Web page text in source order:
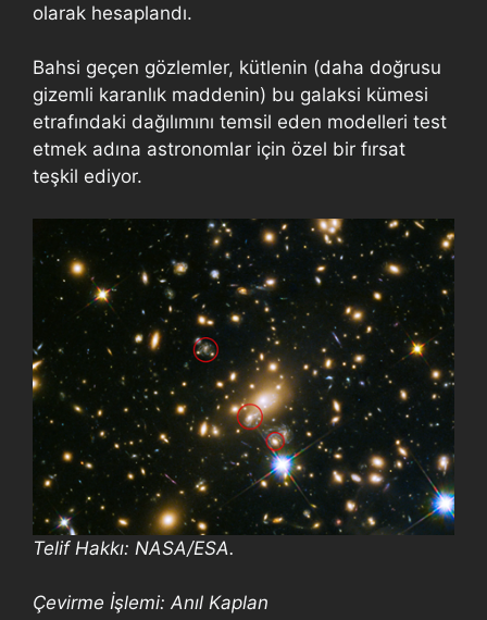
olarak hesaplandı.
Bahsi geçen gözlemler, kütlenin (daha doğrusu
gizemli karanlık maddenin) bu galaksi kümesi
etrafındaki dağılımını temsil eden modelleri test
etmek adına astronomlar için özel bir fırsat
teşkil ediyor.
Telif Hakkı: NASA/ESA.
Çevirme İşlemi: Anıl Kaplan